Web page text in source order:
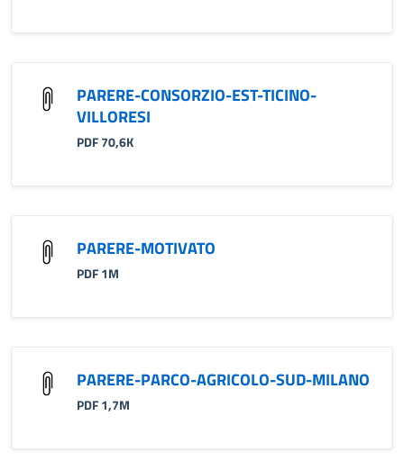
PARERE-CONSORZIO-EST-TICINO-
VILLORESI
PDF 70,6K
PARERE-MOTIVATO
PDF 1M
PARERE-PARCO-AGRICOLO-SUD-MILANO
PDF 1,7M